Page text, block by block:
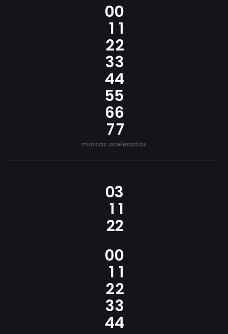
0
1
2
3
4
5
6
7
0
1
2
3
4
5
6
7
marcas aceleradas
0
1
2
3
1
2
0
1
2
3
4
0
1
2
3
4